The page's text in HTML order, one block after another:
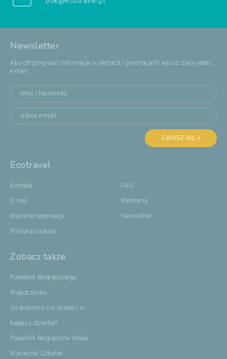
Newsletter
Aby otrzymywać informacje o ofertach i promocjach wpisz swój adres
e-mail:
ZAPISZ SIĘ >
Ecotravel
Kontakt
O nas
Warunki rezerwacji
Polityka cookies
FAQ
Partnerzy
Newsletter
Zobacz także
Poradnik Bezpiecznego
Wypoczynku
Co powinno się znaleźć w
bagażu dziecka?
Poradnik Bezpieczna Woda
Wycieczki Szkolne